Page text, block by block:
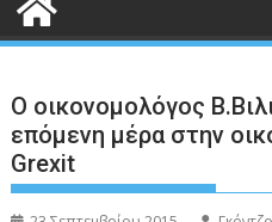
Ο οικονομολόγος
επόμενη μέρα στην
Grexit